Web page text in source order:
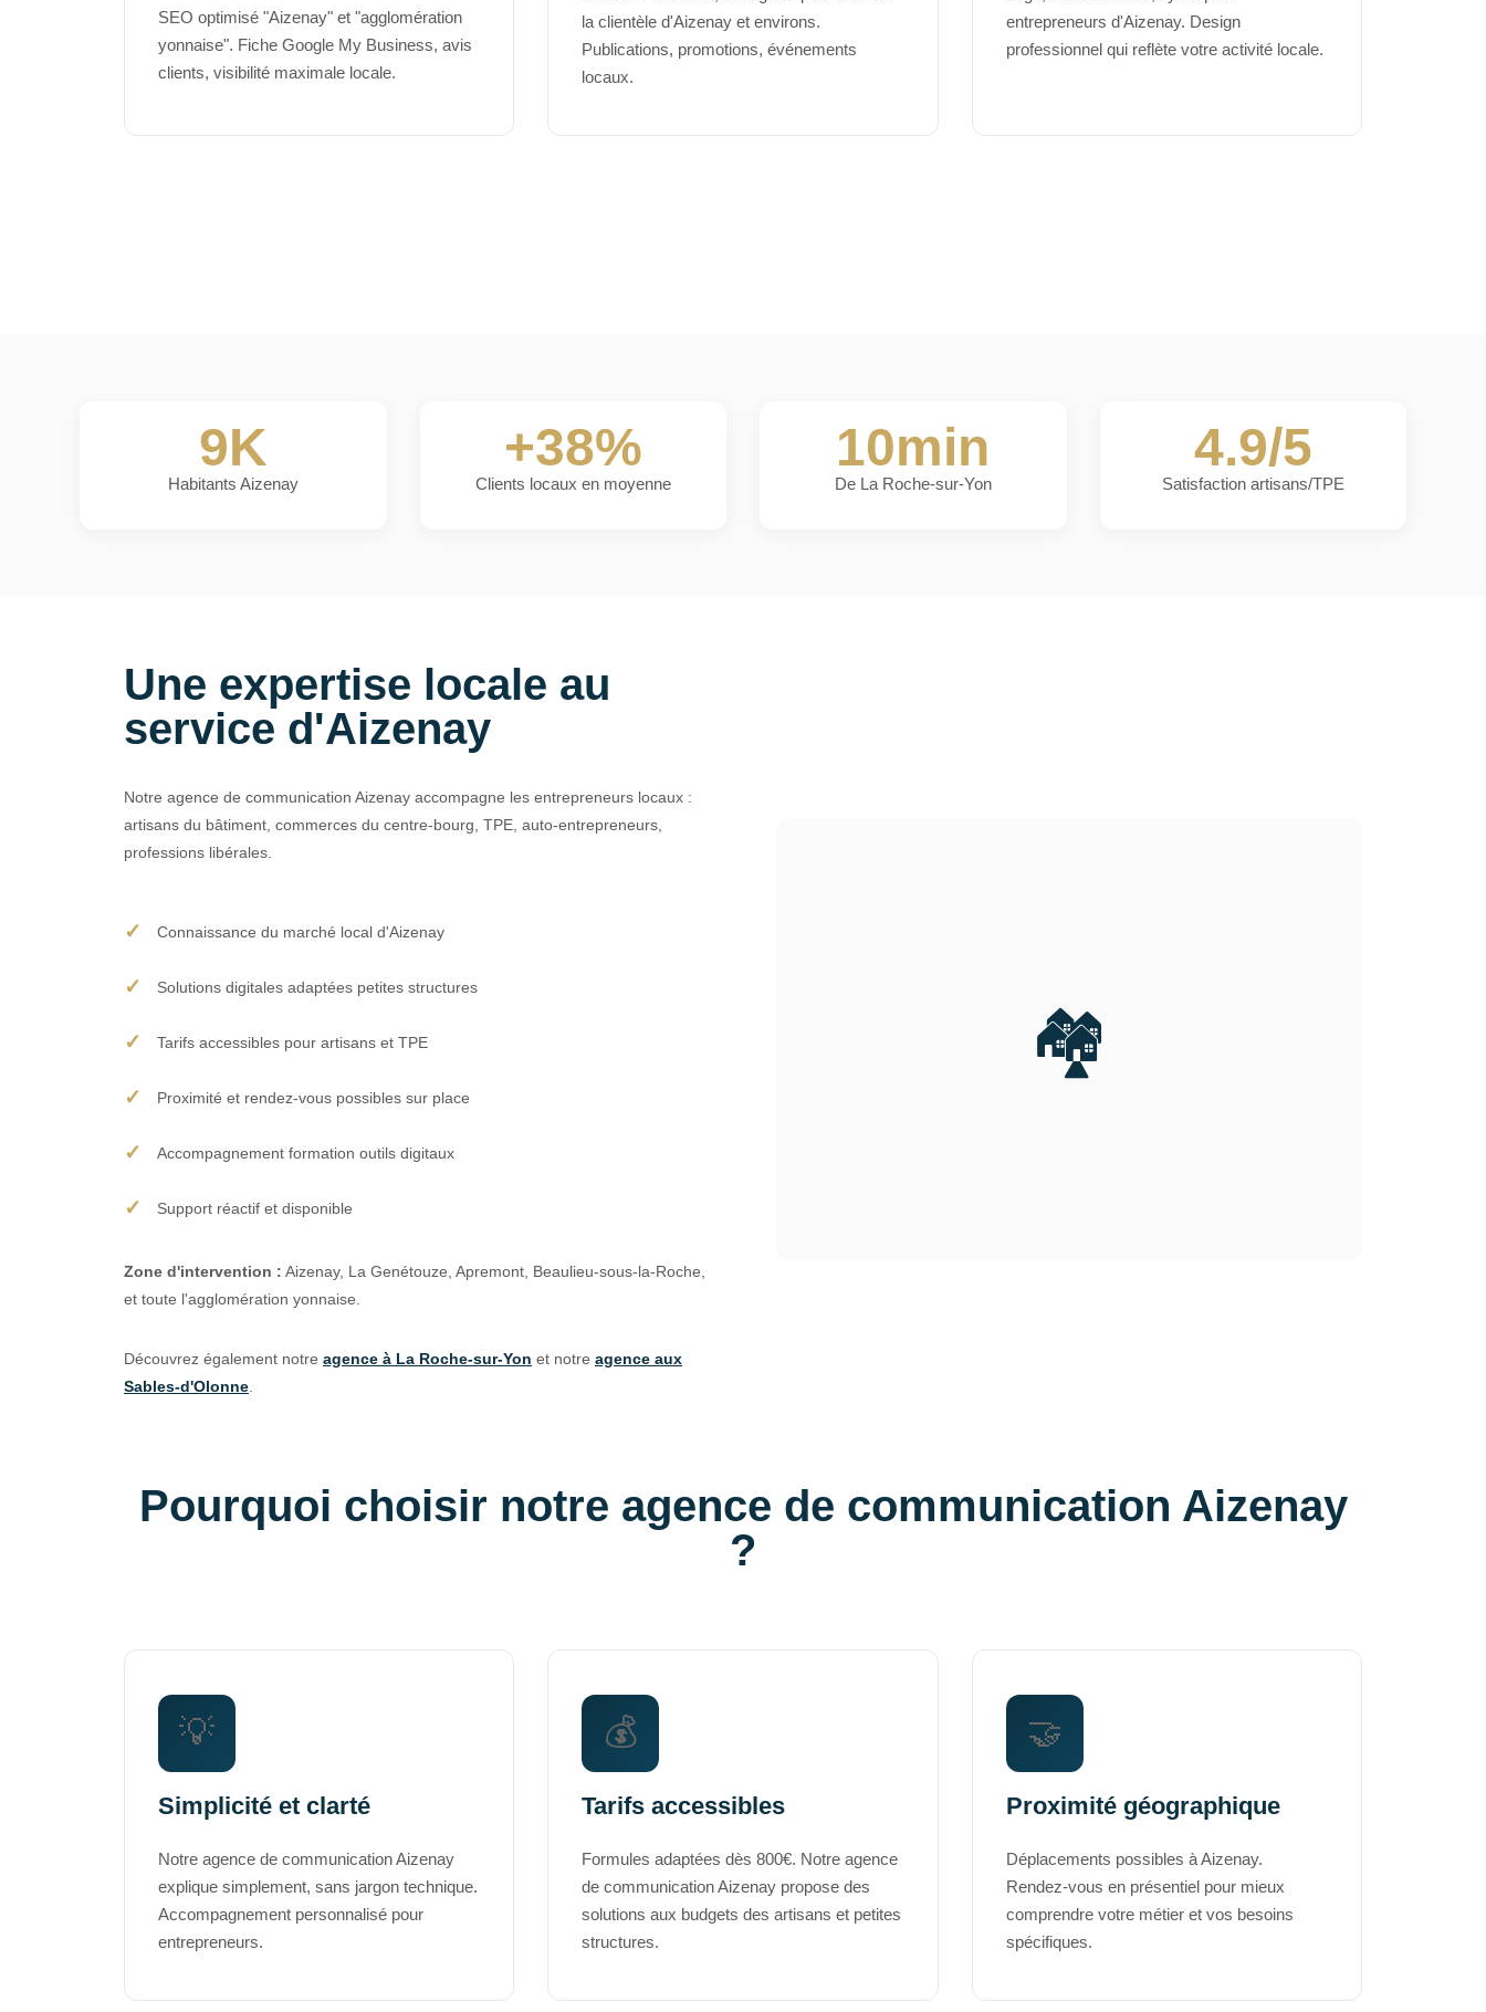
SEO optimisé "Aizenay" et "agglomération
yonnaise". Fiche Google My Business, avis
clients, visibilité maximale locale.
la clientèle d'Aizenay et environs.
Publications, promotions, événements
locaux.
entrepreneurs d'Aizenay. Design
professionnel qui reflète votre activité locale.
9K
Habitants Aizenay
+38%
Clients locaux en moyenne
10min
De La Roche-sur-Yon
4.9/5
Satisfaction artisans/TPE
Une expertise locale au
service d'Aizenay
Notre agence de communication Aizenay accompagne les entrepreneurs locaux :
artisans du bâtiment, commerces du centre-bourg, TPE, auto-entrepreneurs,
professions libérales.
Connaissance du marché local d'Aizenay
Solutions digitales adaptées petites structures
Tarifs accessibles pour artisans et TPE
Proximité et rendez-vous possibles sur place
Accompagnement formation outils digitaux
Support réactif et disponible
Zone d'intervention : Aizenay, La Genétouze, Apremont, Beaulieu-sous-la-Roche,
et toute l'agglomération yonnaise.
Découvrez également notre agence à La Roche-sur-Yon et notre agence aux
Sables-d'Olonne
🏘️
Pourquoi choisir notre agence de communication Aizenay
?
💡
Simplicité et clarté
Notre agence de communication Aizenay
explique simplement, sans jargon technique.
Accompagnement personnalisé pour
entrepreneurs.
💰
Tarifs accessibles
Formules adaptées dès 800€. Notre agence
de communication Aizenay propose des
solutions aux budgets des artisans et petites
structures.
🤝
Proximité géographique
Déplacements possibles à Aizenay.
Rendez-vous en présentiel pour mieux
comprendre votre métier et vos besoins
spécifiques.